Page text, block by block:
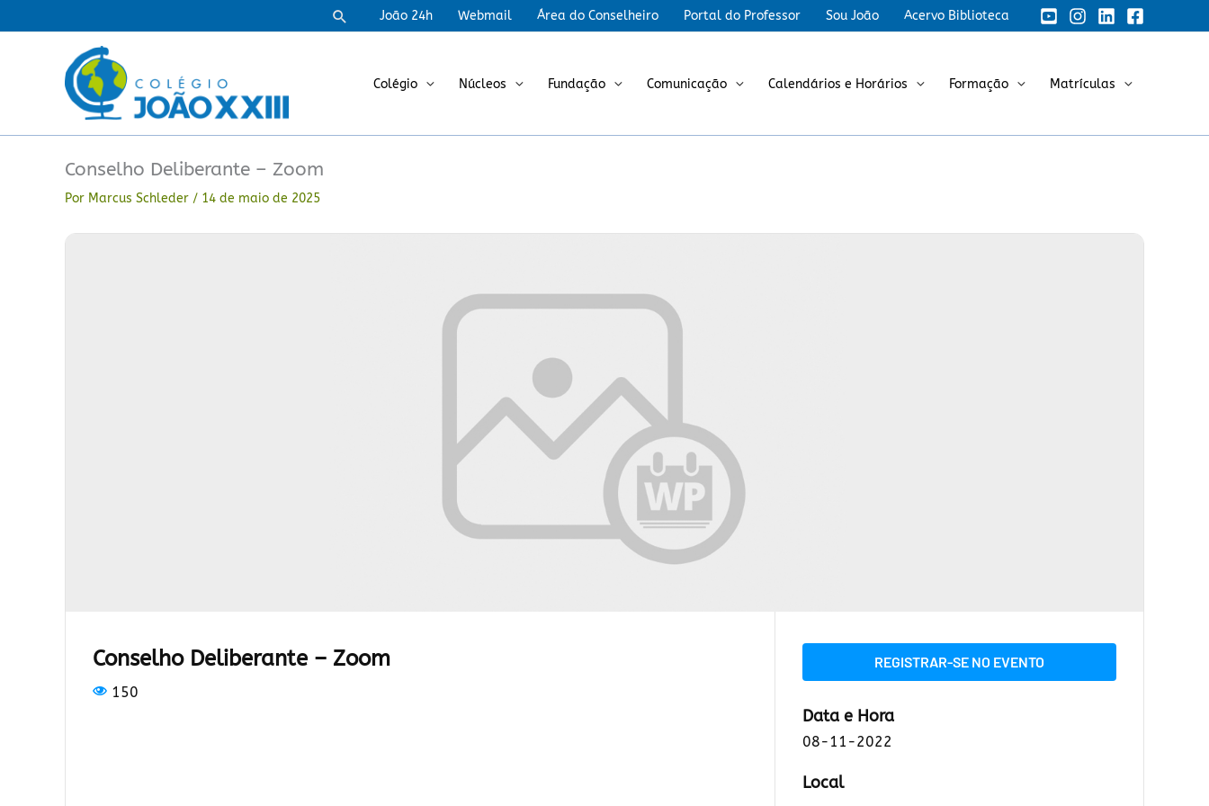
para
PesquisarJoão 24h Webmail Área do Conselheiro Portal do Professor Sou João Acervo Biblioteca
Colégio Núcleos Fundação Comunicação Calendários e Horários Formação Matrículas
Conselho Deliberante – Zoom
Por Marcus Schleder / 14 de maio de 2025
Conselho Deliberante – Zoom
150
REGISTRAR-SE NO EVENTO
Data e Hora
08-11-2022
Local